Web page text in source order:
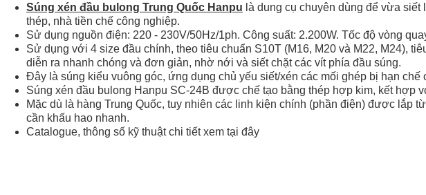
Súng xén đầu bulong Trung Quốc Hanpu là dung cụ chuyên dùng để vừa siết
thép, nhà tiền chế công nghiệp.
Sử dụng nguồn điện: 220 - 230V/50Hz/1ph. Công suất: 2.200W. Tốc độ vòng
Sử dụng với 4 size đầu chính, theo tiêu chuẩn S10T (M16, M20 và M22, M24),
diễn ra nhanh chóng và đơn giản, nhờ nới và siết chặt các vít phía đầu súng.
Đây là súng kiểu vuông góc, ứng dụng chủ yếu siết/xén các mối ghép bị hạn
Súng xén đầu bulong Hanpu SC-24B được chế tạo bằng thép hợp kim, kết hợp
Mặc dù là hàng Trung Quốc, tuy nhiên các linh kiện chính (phần điện) được lắp
cần khấu hao nhanh.
Catalogue, thông số kỹ thuật chi tiết xem tại đây